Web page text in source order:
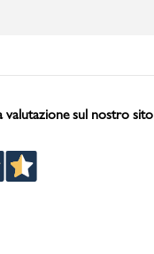
valutazione sul nostro sito